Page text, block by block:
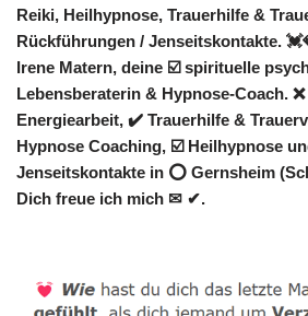
Reiki, Heilhypnose, Trauerhilfe &
Rückführungen / Jenseitskontakte.
Irene Matern, deine ☑️ spirituelle
Lebensberaterin & Hypnose-Coach.
Energiearbeit, ✔️ Trauerhilfe &
Hypnose Coaching, ☑️ Heilhypnose
Jenseitskontakte in ⭕ Gernsheim
Dich freue ich mich ✉ ✔.